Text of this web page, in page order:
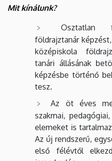
Mit kínálunk?
Osztatlan
földrajztanár
középiskola
tanári állásának
képzésbe történő
tesz.
Az öt éves
szakmai,
elemeket is
Az új rendszerű,
első félévtől